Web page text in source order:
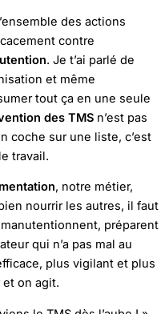
des actions
contre
. Je t’ai parlé de
et même
tout ça en une seule
des TMS n’est pas
coche sur une liste, c’est
travail.
, notre métier,
nourrir les autres, il faut
préparent
qui n’a pas mal au
plus vigilant et plus
on agit.